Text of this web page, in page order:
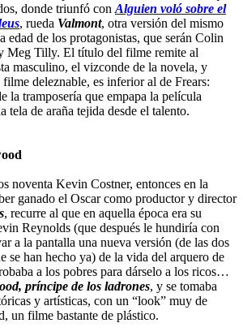
donde triunfó con Alguien voló sobre el
, rueda Valmont, otra versión del mismo
edad de los protagonistas, que serán Colin
Meg Tilly. El título del filme remite al
masculino, el vizconde de la novela, y
deleznable, es inferior al de Frears:
la tramposería que empapa la película
tela de araña tejida desde el talento.
noventa Kevin Costner, entonces en la
ganado el Oscar como productor y director
, recurre al que en aquella época era su
Reynolds (que después le hundiría con
a la pantalla una nueva versión (de las dos
se han hecho ya) de la vida del arquero de
a los pobres para dárselo a los ricos…
príncipe de los ladrones, y se tomaba
y artísticas, con un “look” muy de
un filme bastante de plástico.